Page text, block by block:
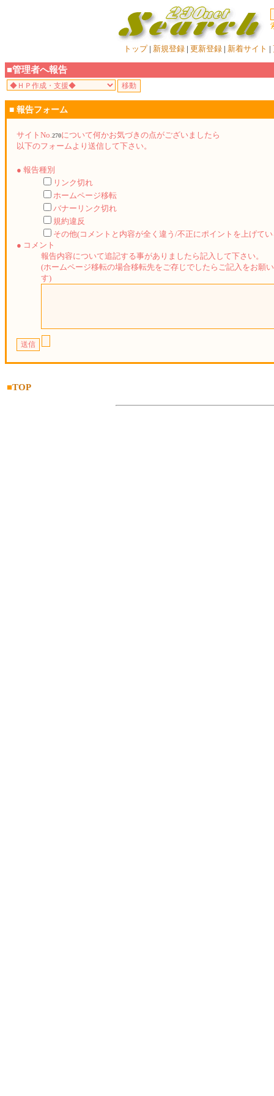
トップ| 新規登録 | 更新登録 | 新着サイト |
■管理者へ報告
■ 報告フォーム
サイトNo.270について何かお気づきの点がございましたら
以下のフォームより送信して下さい。
● 報告種別
リンク切れ
ホームページ移転
バナーリンク切れ
規約違反
その他(コメントと内容が全く違う/不正にポイントを上げて
● コメント
報告内容について追記する事がありましたら記入して下さい。
(ホームページ移転の場合移転先をご存じでしたらご記入をお願
す)
■TOP